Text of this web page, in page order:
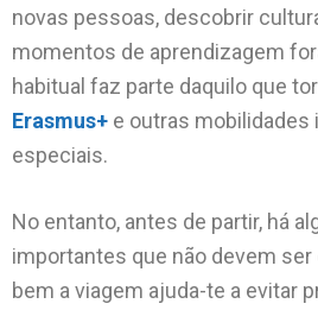
novas pessoas, descobrir
momentos de aprendizagem
habitual faz parte daquilo que
Erasmus+ e outras mobilidades
especiais.
No entanto, antes de partir, há
importantes que não devem
bem a viagem ajuda-te a evitar